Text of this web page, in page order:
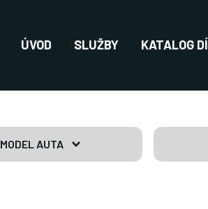
ÚVOD SLUŽBY KATALOG
MODEL AUTA